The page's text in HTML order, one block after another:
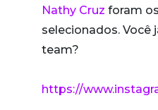
Nathy Cruz foram
selecionados. Você
team?
https://